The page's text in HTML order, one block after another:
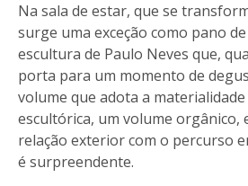
Na sala de estar, que se
surge uma exceção como pano
escultura de Paulo Neves que,
porta para um momento de
volume que adota a
escultórica, um volume orgânico,
relação exterior com o percurso
é surpreendente.